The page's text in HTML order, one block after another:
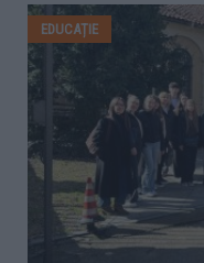
EDUCAȚIE